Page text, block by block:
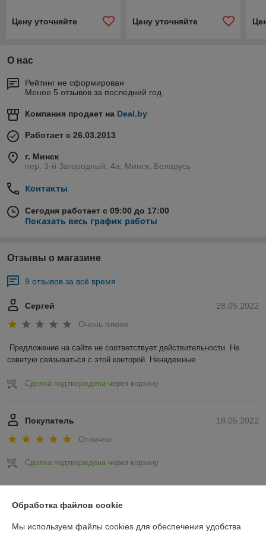
Цену уточняйте Цену уточняйте
О нас
Рейтинг не сформирован
Менее 5 отзывов за последний год
Компания продает на Deal.by
Работает с 26.03.2013
г. Минск
пер. 3-й Загородный, 4а, Минск, Беларусь
Контакты
Сегодня работает с 09:00 до 17:00
Показать весь график работы
Отзывы о магазине
9 отзывов за всё время
28.05.2022
Сергей
Очень плохо
Предложение на сайте не соответствует действительности. Не
советую связываться с этой конторой. Ненадежные
Сделка подтверждена через корзину
18.05.2022
Покупатель
Отлично
Сделка подтверждена через корзину
Обработка файлов cookie
Мы используем файлы cookies для обеспечения удобства